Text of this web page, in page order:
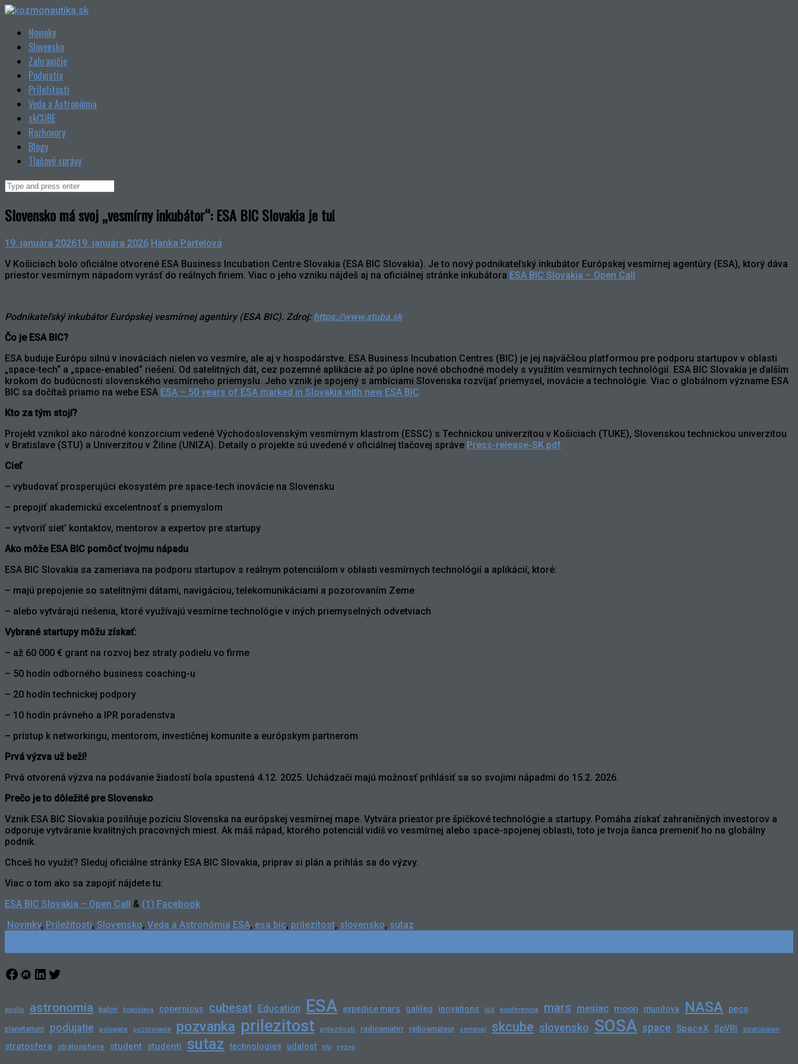
Skip
contentNovinky
Slovensko
Zahraničie
Podujatia
Príležitosti
Veda a Astronómia
skCUBE
Rozhovory
Blogy
Tlačové správy
Search
Slovensko má svoj „vesmírny inkubátor“: ESA BIC Slovakia je tu!
19. januára 202619. januára 2026 Hanka Partelová
V Košiciach bolo oficiálne otvorené ESA Business Incubation Centre Slovakia (ESA BIC Slovakia). Je to nový podnikateľský inkubátor Európskej vesmírnej agentúry (ESA), ktorý dáva
priestor vesmírnym nápadom vyrásť do reálnych firiem. Viac o jeho vzniku nájdeš aj na oficiálnej stránke inkubátora ESA BIC Slovakia – Open Call
Podnikateľský inkubátor Európskej vesmírnej agentúry (ESA BIC). Zdroj: https://www.stuba.sk
Čo je ESA BIC?
ESA buduje Európu silnú v inováciách nielen vo vesmíre, ale aj v hospodárstve. ESA Business Incubation Centres (BIC) je jej najväčšou platformou pre podporu startupov v oblasti
„space-tech“ a „space-enabled“ riešení. Od satelitných dát, cez pozemné aplikácie až po úplne nové obchodné modely s využitím vesmírnych technológií. ESA BIC Slovakia je ďalším
krokom do budúcnosti slovenského vesmírneho priemyslu. Jeho vznik je spojený s ambíciami Slovenska rozvíjať priemysel, inovácie a technológie. Viac o globálnom význame ESA
BIC sa dočítaš priamo na webe ESA ESA – 50 years of ESA marked in Slovakia with new ESA BIC
Kto za tým stojí?
Projekt vznikol ako národné konzorcium vedené Východoslovenským vesmírnym klastrom (ESSC) s Technickou univerzitou v Košiciach (TUKE), Slovenskou technickou univerzitou
v Bratislave (STU) a Univerzitou v Žiline (UNIZA). Detaily o projekte sú uvedené v oficiálnej tlačovej správe Press-release-SK.pdf
Cieľ
– vybudovať prosperujúci ekosystém pre space-tech inovácie na Slovensku
– prepojiť akademickú excelentnosť s priemyslom
– vytvoriť siet’ kontaktov, mentorov a expertov pre startupy
Ako môže ESA BIC pomôcť tvojmu nápadu
ESA BIC Slovakia sa zameriava na podporu startupov s reálnym potenciálom v oblasti vesmírnych technológií a aplikácií, ktoré:
– majú prepojenie so satelitnými dátami, navigáciou, telekomunikáciami a pozorovaním Zeme
– alebo vytvárajú riešenia, ktoré využívajú vesmírne technológie v iných priemyselných odvetviach
Vybrané startupy môžu získať:
– až 60 000 € grant na rozvoj bez straty podielu vo firme
– 50 hodín odborného business coaching-u
– 20 hodín technickej podpory
– 10 hodín právneho a IPR poradenstva
– prístup k networkingu, mentorom, investičnej komunite a európskym partnerom
Prvá výzva už beží!
Prvá otvorená výzva na podávanie žiadostí bola spustená 4.12. 2025. Uchádzači majú možnosť prihlásiť sa so svojimi nápadmi do 15.2. 2026.
Prečo je to dôležité pre Slovensko
Vznik ESA BIC Slovakia posilňuje pozíciu Slovenska na európskej vesmírnej mape. Vytvára priestor pre špičkové technológie a startupy. Pomáha získať zahraničných investorov a
odporuje vytváranie kvalitných pracovných miest. Ak máš nápad, ktorého potenciál vidíš vo vesmírnej alebo space-spojenej oblasti, toto je tvoja šanca premeniť ho na globálny
podnik.
Chceš ho využiť? Sleduj oficiálne stránky ESA BIC Slovakia, priprav si plán a prihlás sa do výzvy.
Viac o tom ako sa zapojiť nájdete tu:
ESA BIC Slovakia – Open Call & (1) Facebook
Novinky, Príležitosti, Slovensko, Veda a Astronómia ESA, esa bic, prilezitost, slovensko, sutaz
Facebook
Meetup
LinkedIn
Twitter
apollo astronomia balon bratislava copernicus cubesat Education ESA expedice mars galileo inovations iss konferencia mars mesiac moon musilova NASA pecs
planetarium podujatie polopate pozorovanie pozvanka prilezitost prilezitosti radioamater radioamateur seminar skcube slovensko SOSA space SpaceX SpVRI stratobalon
stratosfera stratosphere student studenti sutaz technologies udalost vju vyzva